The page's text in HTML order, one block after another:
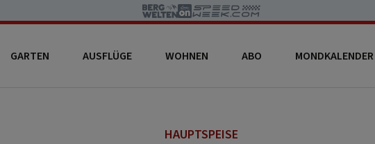
GARTEN AUSFLÜGE WOHNEN ABO MONDKALENDER
HAUPTSPEISE